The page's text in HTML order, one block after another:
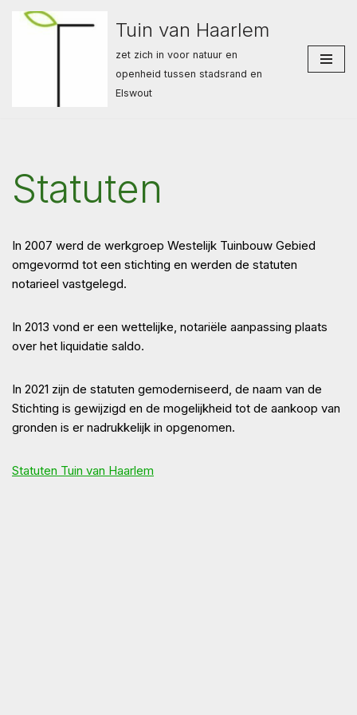
Tuin van Haarlem
zet zich in voor natuur en
openheid tussen stadsrand en
Elswout
Statuten
In 2007 werd de werkgroep Westelijk Tuinbouw Gebied
omgevormd tot een stichting en werden de statuten
notarieel vastgelegd.
In 2013 vond er een wettelijke, notariële aanpassing plaats
over het liquidatie saldo.
In 2021 zijn de statuten gemoderniseerd, de naam van de
Stichting is gewijzigd en de mogelijkheid tot de aankoop van
gronden is er nadrukkelijk in opgenomen.
Statuten Tuin van Haarlem